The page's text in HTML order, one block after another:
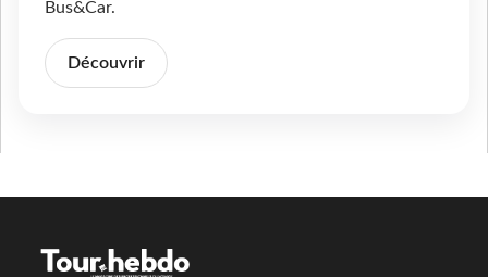
Bus&Car.
Découvrir